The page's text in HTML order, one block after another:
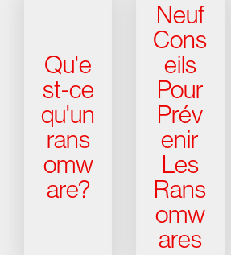
Qu'e
st-ce
qu'un
rans
omw
are?
Neuf
Cons
eils
Pour
Prév
enir
Les
Rans
omw
ares